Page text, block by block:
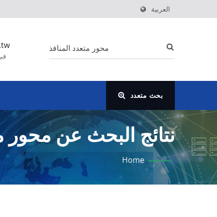
العربية
بحث متعدد
LTD.
Home